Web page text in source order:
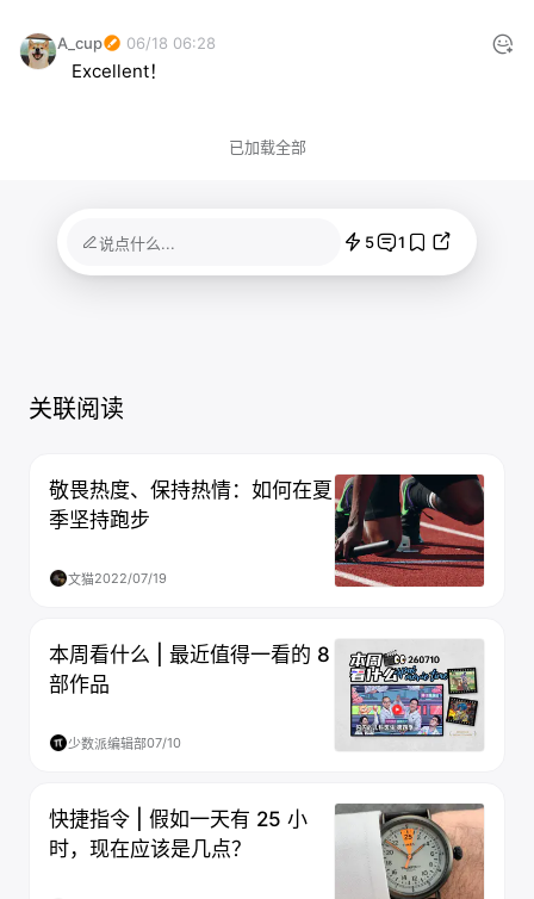
A_cup 06/18 06:28
Excellent！
已加载全部
说点什么... 5 1
关联阅读
敬畏热度、保持热情：如何在夏
季坚持跑步
文猫2022/07/19
本周看什么 | 最近值得一看的 8
部作品
少数派编辑部07/10
快捷指令 | 假如一天有 25 小
时，现在应该是几点？